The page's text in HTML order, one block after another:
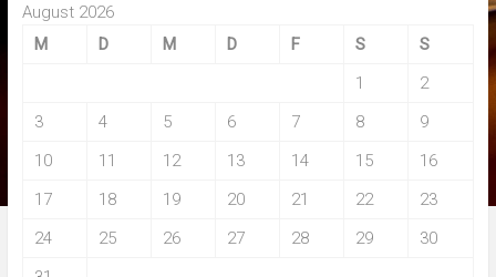
August 2026
M
D M D F S
S
1
2
3
4 5 6 7 8
9
10
11 12 13 14 15
16
17
18 19 20 21 22
23
24
25 26 27 28 29
30